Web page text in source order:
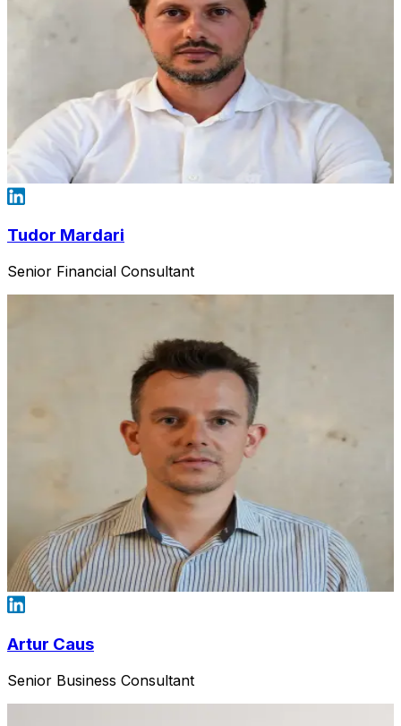
Tudor Mardari
Senior Financial Consultant
Artur Caus
Senior Business Consultant